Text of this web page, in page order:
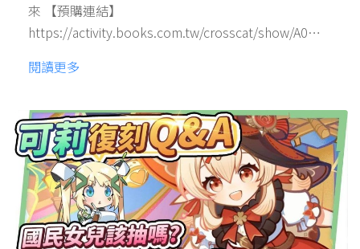
來 【預購連結】
https://activity.books.com.tw/crosscat/show/A0…
閱讀更多